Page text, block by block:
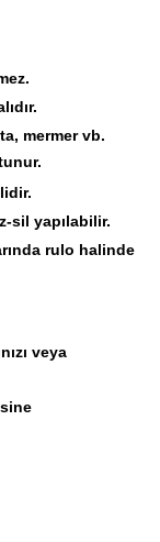
mermer vb.
sil yapılabilir.
rulo halinde
veya